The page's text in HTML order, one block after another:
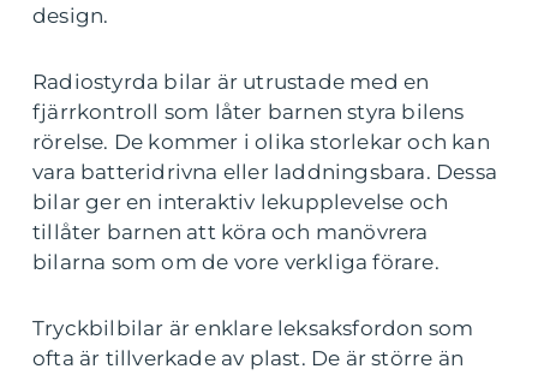
design.
Radiostyrda bilar är utrustade med en
fjärrkontroll som låter barnen styra bilens
rörelse. De kommer i olika storlekar och kan
vara batteridrivna eller laddningsbara. Dessa
bilar ger en interaktiv lekupplevelse och
tillåter barnen att köra och manövrera
bilarna som om de vore verkliga förare.
Tryckbilbilar är enklare leksaksfordon som
ofta är tillverkade av plast. De är större än